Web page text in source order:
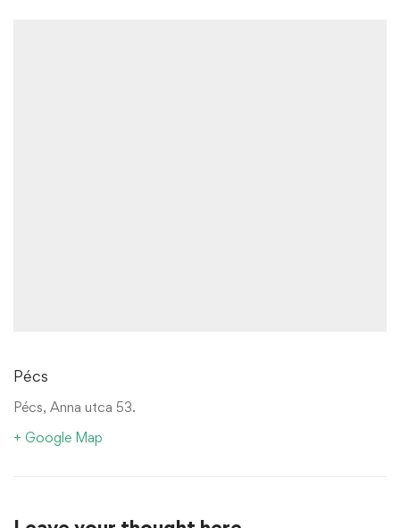
Pécs
Pécs, Anna utca 53.
+ Google Map